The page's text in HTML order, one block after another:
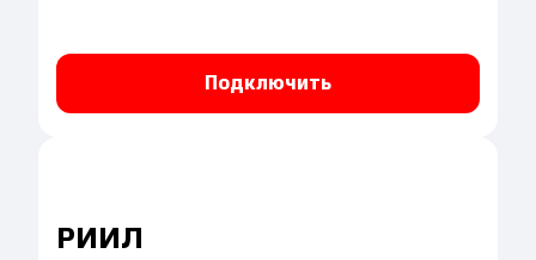
Подключить
РИИЛ